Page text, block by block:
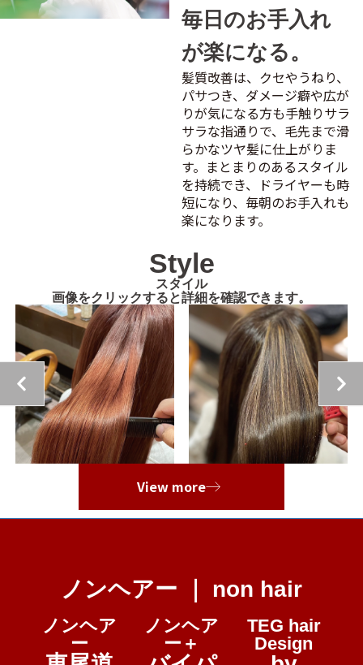
毎日のお手入れ
が楽になる。
髪質改善は、クセやうねり、
パサつき、ダメージ癖や広が
りが気になる方も手触りサラ
サラな指通りで、毛先まで滑
らかなツヤ髪に仕上がりま
す。まとまりのあるスタイル
を持続でき、ドライヤーも時
短になり、毎朝のお手入れも
楽になります。
Style
スタイル
画像をクリックすると詳細を確認できます。
View more
ノンヘアー ｜ non hair
ノンヘア
ー
ノンヘア
ー＋
TEG hair
Design